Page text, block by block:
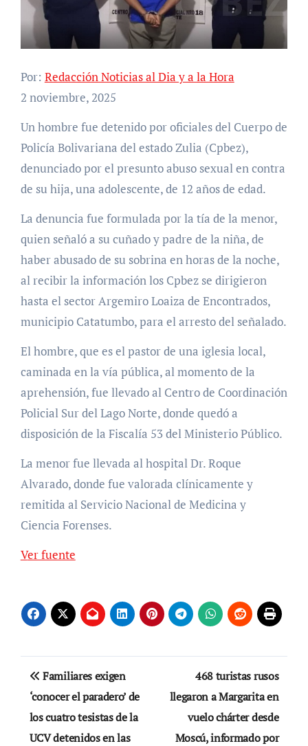
Por: Redacción Noticias al Dia y a la Hora
2 noviembre, 2025
Un hombre fue detenido por oficiales del Cuerpo de
Policía Bolivariana del estado Zulia (Cpbez),
denunciado por el presunto abuso sexual en contra
de su hija, una adolescente, de 12 años de edad.
La denuncia fue formulada por la tía de la menor,
quien señaló a su cuñado y padre de la niña, de
haber abusado de su sobrina en horas de la noche,
al recibir la información los Cpbez se dirigieron
hasta el sector Argemiro Loaiza de Encontrados,
municipio Catatumbo, para el arresto del señalado.
El hombre, que es el pastor de una iglesia local,
caminada en la vía pública, al momento de la
aprehensión, fue llevado al Centro de Coordinación
Policial Sur del Lago Norte, donde quedó a
disposición de la Fiscalía 53 del Ministerio Público.
La menor fue llevada al hospital Dr. Roque
Alvarado, donde fue valorada clínicamente y
remitida al Servicio Nacional de Medicina y
Ciencia Forenses.
Ver fuente
Navegación
de
entradas
Familiares exigen
‘conocer el paradero’ de
los cuatro tesistas de la
UCV detenidos en las
468 turistas rusos
llegaron a Margarita en
vuelo chárter desde
Moscú, informado por